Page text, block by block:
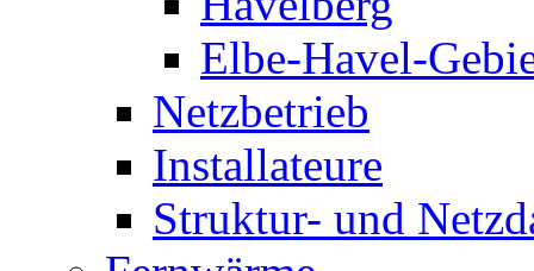
Elbe-Havel-
Netzbetrieb
Installateure
Struktur- und